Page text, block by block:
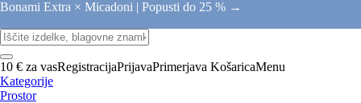
Bonami Extra × Micadoni | Popusti do 25 % →
10 € za vasRegistracijaPrijavaPrimerjava KošaricaMenu
Kategorije
Prostor